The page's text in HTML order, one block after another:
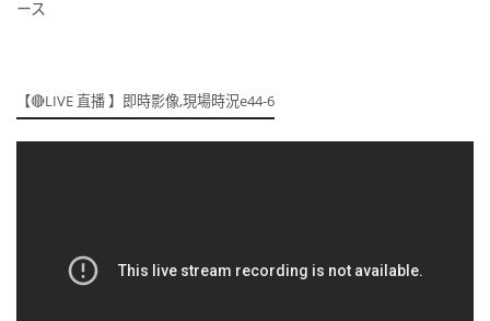
ース
【🔴LIVE 直播 】即時影像,現場時況e44-6